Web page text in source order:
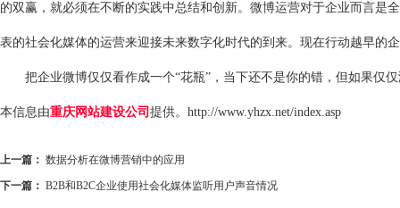
的双赢，就必须在不断的实践中总结和创新。微博运营对于企业而言是
表的社会化媒体的运营来迎接未来数字化时代的到来。现在行动越早的
把企业微博仅仅看作成一个“花瓶”，当下还不是你的错，但如果仅仅
本信息由重庆网站建设公司 提供。 http://www.yhzx.net/index.asp
上一篇： 数据分析在微博营销中的应用
下一篇： B2B和B2C企业使用社会化媒体监听用户声音情况